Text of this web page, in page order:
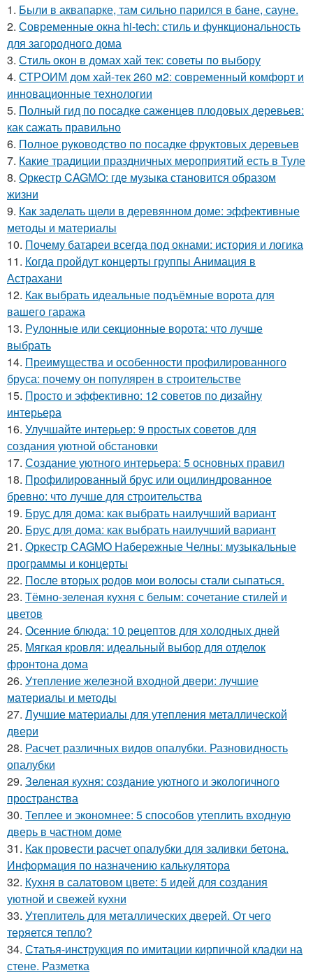
1. Были в аквапарке, там сильно парился в бане, сауне.
2. Современные окна hi-tech: стиль и функциональность
для загородного дома
3. Стиль окон в домах хай тек: советы по выбору
4. СТРОИМ дом хай-тек 260 м2: современный комфорт и
инновационные технологии
5. Полный гид по посадке саженцев плодовых деревьев:
как сажать правильно
6. Полное руководство по посадке фруктовых деревьев
7. Какие традиции праздничных мероприятий есть в Туле
8. Оркестр CAGMO: где музыка становится образом
жизни
9. Как заделать щели в деревянном доме: эффективные
методы и материалы
10. Почему батареи всегда под окнами: история и логика
11. Когда пройдут концерты группы Анимация в
Астрахани
12. Как выбрать идеальные подъёмные ворота для
вашего гаража
13. Рулонные или секционные ворота: что лучше
выбрать
14. Преимущества и особенности профилированного
бруса: почему он популярен в строительстве
15. Просто и эффективно: 12 советов по дизайну
интерьера
16. Улучшайте интерьер: 9 простых советов для
создания уютной обстановки
17. Создание уютного интерьера: 5 основных правил
18. Профилированный брус или оцилиндрованное
бревно: что лучше для строительства
19. Брус для дома: как выбрать наилучший вариант
20. Брус для дома: как выбрать наилучший вариант
21. Оркестр CAGMO Набережные Челны: музыкальные
программы и концерты
22. После вторых родов мои волосы стали сыпаться.
23. Тёмно-зеленая кухня с белым: сочетание стилей и
цветов
24. Осенние блюда: 10 рецептов для холодных дней
25. Мягкая кровля: идеальный выбор для отделок
фронтона дома
26. Утепление железной входной двери: лучшие
материалы и методы
27. Лучшие материалы для утепления металлической
двери
28. Расчет различных видов опалубки. Разновидность
опалубки
29. Зеленая кухня: создание уютного и экологичного
пространства
30. Теплее и экономнее: 5 способов утеплить входную
дверь в частном доме
31. Как провести расчет опалубки для заливки бетона.
Информация по назначению калькулятора
32. Кухня в салатовом цвете: 5 идей для создания
уютной и свежей кухни
33. Утеплитель для металлических дверей. От чего
теряется тепло?
34. Статья-инструкция по имитации кирпичной кладки на
стене. Разметка